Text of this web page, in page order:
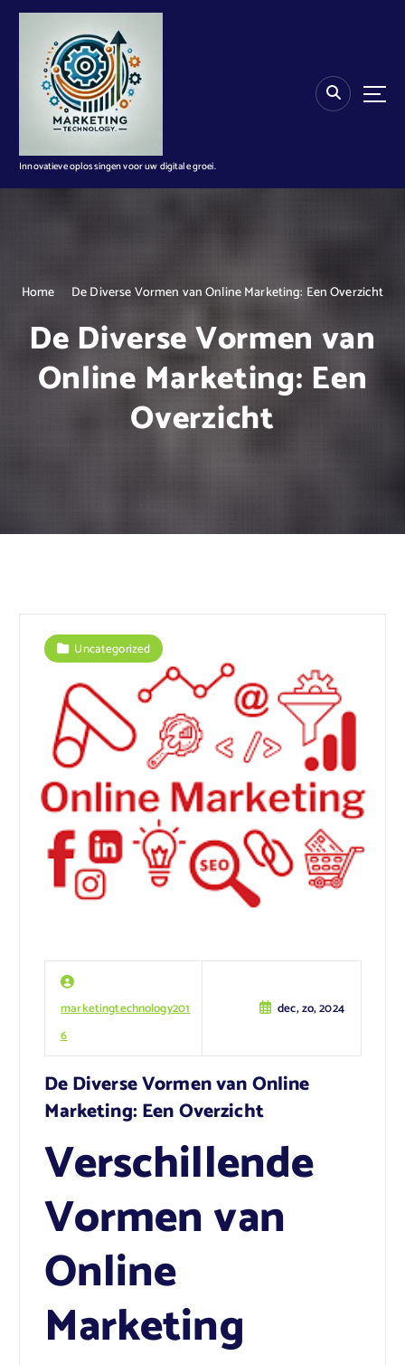
n
Innovatieve oplossingen voor uw digitale groei.
Home De Diverse Vormen van Online Marketing: Een Overzicht
De Diverse Vormen van
Online Marketing: Een
Overzicht
marketingtechnology201
6
dec, zo, 2024
Uncategorized
De Diverse Vormen van Online
Marketing: Een Overzicht
Verschillende
Vormen van
Online
Marketing